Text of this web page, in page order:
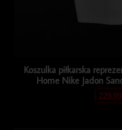
Koszulka piłkarska
Home Nike Jadon
229.99